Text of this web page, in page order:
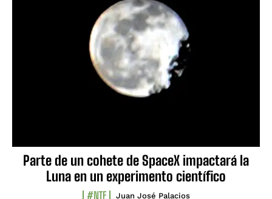
Parte de un cohete de SpaceX impactará la
Luna en un experimento científico
#NTF Juan José Palacios